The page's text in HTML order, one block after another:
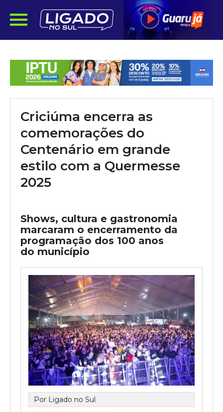
Criciúma encerra as
comemorações do
Centenário em grande
estilo com a Quermesse
2025
Shows, cultura e gastronomia
marcaram o encerramento da
programação dos 100 anos
do município
Por Ligado no Sul